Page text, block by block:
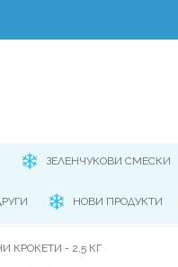
ЗЕЛЕНЧУКОВИ СМЕСКИ
НОВИ ПРОДУКТИ
КРОКЕТИ - 2,5 КГ